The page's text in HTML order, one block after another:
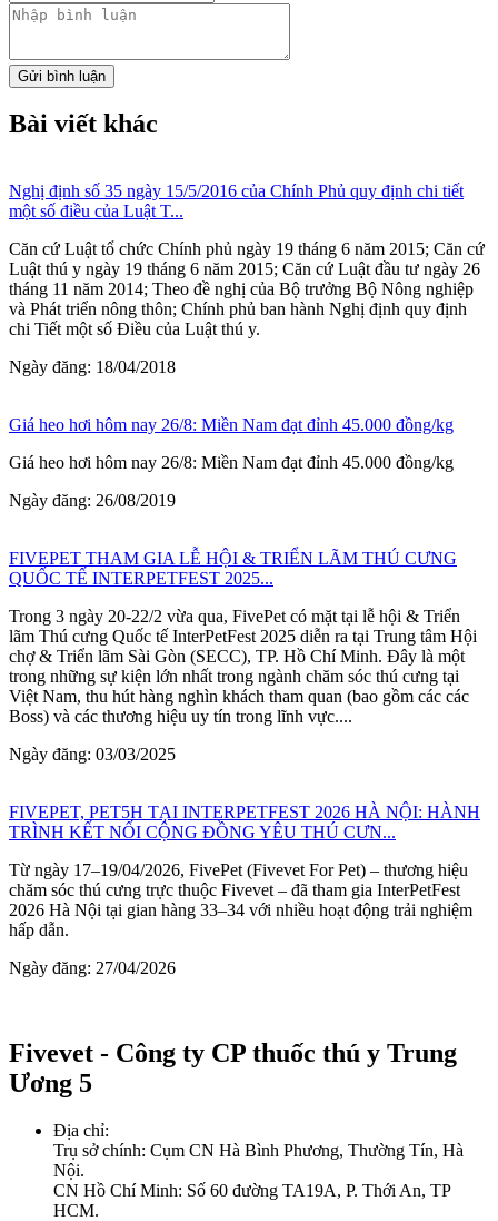
Gửi bình luận
Bài viết khác
Nghị định số 35 ngày 15/5/2016 của Chính Phủ quy định chi tiết
một số điều của Luật T...
Căn cứ Luật tổ chức Chính phủ ngày 19 tháng 6 năm 2015; Căn cứ
Luật thú y ngày 19 tháng 6 năm 2015; Căn cứ Luật đầu tư ngày 26
tháng 11 năm 2014; Theo đề nghị của Bộ trưởng Bộ Nông nghiệp
và Phát triển nông thôn; Chính phủ ban hành Nghị định quy định
chi Tiết một số Điều của Luật thú y.
Ngày đăng: 18/04/2018
Giá heo hơi hôm nay 26/8: Miền Nam đạt đỉnh 45.000 đồng/kg
Giá heo hơi hôm nay 26/8: Miền Nam đạt đỉnh 45.000 đồng/kg
Ngày đăng: 26/08/2019
FIVEPET THAM GIA LỄ HỘI & TRIỂN LÃM THÚ CƯNG
QUỐC TẾ INTERPETFEST 2025...
Trong 3 ngày 20-22/2 vừa qua, FivePet có mặt tại lễ hội & Triển
lãm Thú cưng Quốc tế InterPetFest 2025 diễn ra tại Trung tâm Hội
chợ & Triển lãm Sài Gòn (SECC), TP. Hồ Chí Minh. Đây là một
trong những sự kiện lớn nhất trong ngành chăm sóc thú cưng tại
Việt Nam, thu hút hàng nghìn khách tham quan (bao gồm các các
Boss) và các thương hiệu uy tín trong lĩnh vực....
Ngày đăng: 03/03/2025
FIVEPET, PET5H TẠI INTERPETFEST 2026 HÀ NỘI: HÀNH
TRÌNH KẾT NỐI CỘNG ĐỒNG YÊU THÚ CƯN...
Từ ngày 17–19/04/2026, FivePet (Fivevet For Pet) – thương hiệu
chăm sóc thú cưng trực thuộc Fivevet – đã tham gia InterPetFest
2026 Hà Nội tại gian hàng 33–34 với nhiều hoạt động trải nghiệm
hấp dẫn.
Ngày đăng: 27/04/2026
Fivevet - Công ty CP thuốc thú y Trung
Ương 5
Địa chỉ:
Trụ sở chính: Cụm CN Hà Bình Phương, Thường Tín, Hà
Nội.
CN Hồ Chí Minh: Số 60 đường TA19A, P. Thới An, TP
HCM.